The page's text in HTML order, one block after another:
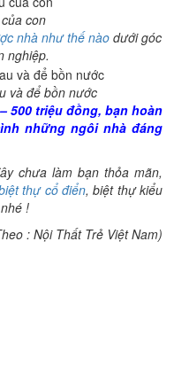
con
nhà như thế nào dưới góc
nghiệp.
và để bồn nước
500 triệu đồng, bạn hoàn
những ngôi nhà đáng
chưa làm bạn thỏa mãn,
thự cổ điển, biệt thự kiểu
!
: Nội Thất Trẻ Việt Nam)